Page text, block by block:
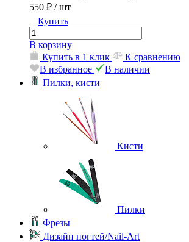
550 ₽ / шт
Купить
В корзину
Купить в 1 клик
К сравнению
В избранное
В наличии
Пилки, кисти
Кисти
Пилки
Фрезы
Дизайн ногтей/Nail-Art